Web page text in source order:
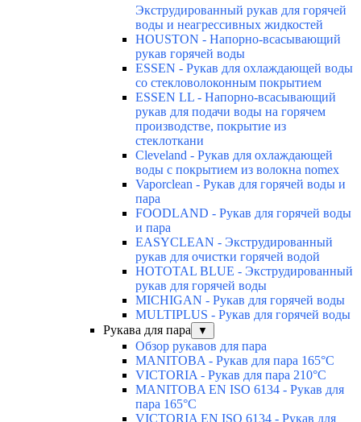
Экструдированный рукав для горячей
воды и неагрессивных жидкостей
HOUSTON - Напорно-всасывающий
рукав горячей воды
ESSEN - Рукав для охлаждающей воды
со стекловолоконным покрытием
ESSEN LL - Напорно-всасывающий
рукав для подачи воды на горячем
производстве, покрытие из
стеклоткани
Cleveland - Рукав для охлаждающей
воды с покрытием из волокна nomex
Vaporclean - Рукав для горячей воды и
пара
FOODLAND - Рукав для горячей воды
и пара
EASYCLEAN - Экструдированный
рукав для очистки горячей водой
HOTOTAL BLUE - Экструдированный
рукав для горячей воды
MICHIGAN - Рукав для горячей воды
MULTIPLUS - Рукав для горячей воды
Рукава для пара
▼
Обзор рукавов для пара
MANITOBA - Рукав для пара 165°C
VICTORIA - Рукав для пара 210°C
MANITOBA EN ISO 6134 - Рукав для
пара 165°C
VICTORIA EN ISO 6134 - Рукав для